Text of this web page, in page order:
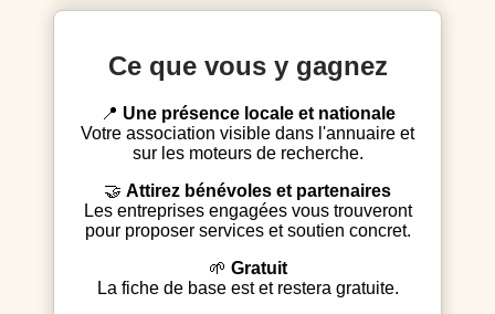
Ce que vous y gagnez
Une présence locale et nationale
Votre association visible dans l'annuaire et
sur les moteurs de recherche.
Attirez bénévoles et partenaires
Les entreprises engagées vous trouveront
pour proposer services et soutien concret.
Gratuit
La fiche de base est et restera gratuite.